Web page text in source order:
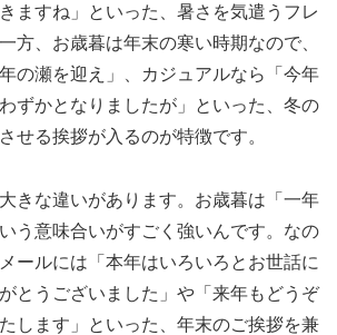
ますね」といった、暑さを気遣うフレ
方、お歳暮は年末の寒い時期なので、
の瀬を迎え」、カジュアルなら「今年
ずかとなりましたが」といった、冬の
せる挨拶が入るのが特徴です。
きな違いがあります。お歳暮は「一年
う意味合いがすごく強いんです。なの
ールには「本年はいろいろとお世話に
とうございました」や「来年もどうぞ
します」といった、年末のご挨拶を兼